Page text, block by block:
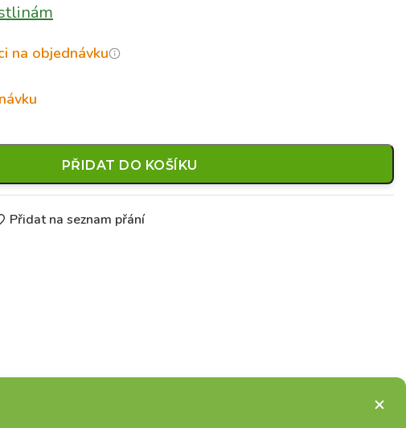
na objednávku
PŘIDAT DO KOŠÍKU
Přidat na seznam přání